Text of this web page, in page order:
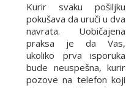
Kurir svaku pošiljku
pokušava da uruči u dva
navrata. Uobičajena
praksa je da Vas,
ukoliko prva isporuka
bude neuspešna, kurir
pozove na telefon koji